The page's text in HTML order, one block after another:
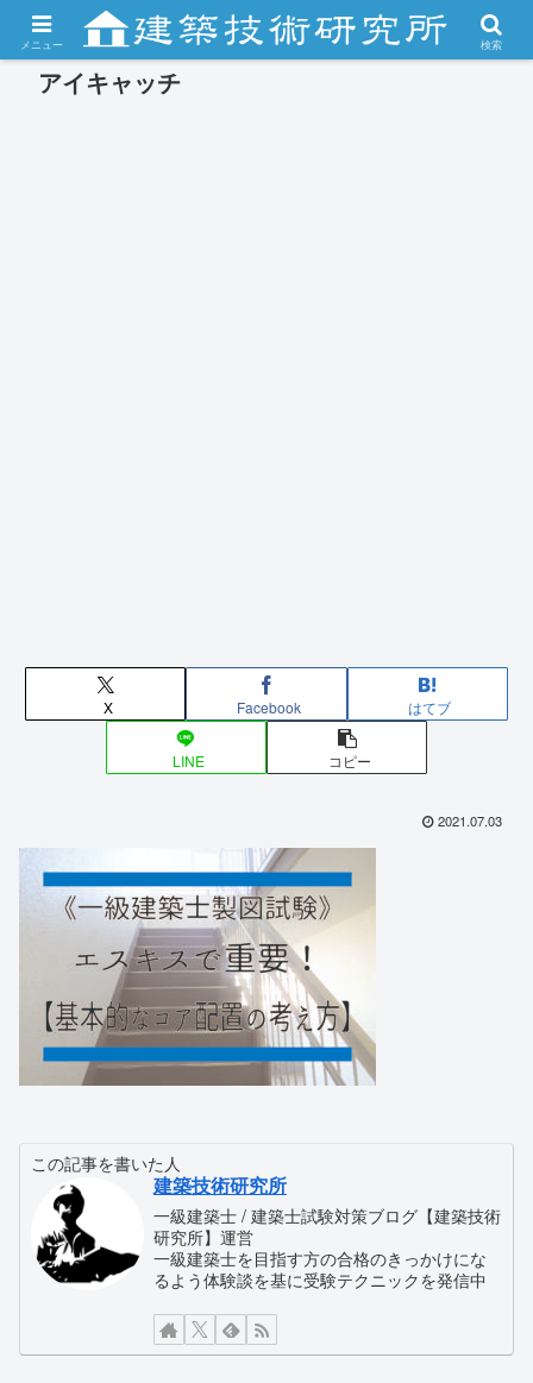
アイキャッチ
X Facebook はてブ
LINE コピー
2021.07.03
この記事を書いた人
建築技術研究所
一級建築士 / 建築士試験対策ブログ【建築技術
研究所】運営
一級建築士を目指す方の合格のきっかけにな
るよう体験談を基に受験テクニックを発信中
メニュー 検索